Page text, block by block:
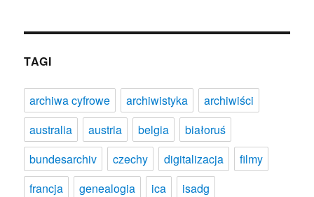
TAGI
archiwa cyfrowe archiwistyka
archiwiści
australia
austria belgia
białoruś
bundesarchiv
czechy digitalizacja
filmy
francja
genealogia ica
isadg